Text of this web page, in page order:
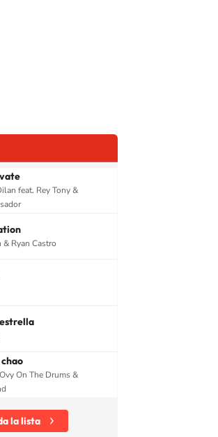
feat. Rey Tony &
& Ryan Castro
On The Drums &
la lista